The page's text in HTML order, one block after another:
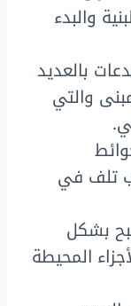
والبدء
بالعديد
والتي
تلف في
بشكل
المحيطة